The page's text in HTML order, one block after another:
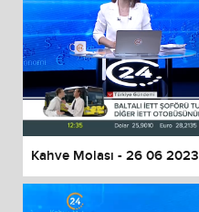
Kahve Molası - 26 06 2023